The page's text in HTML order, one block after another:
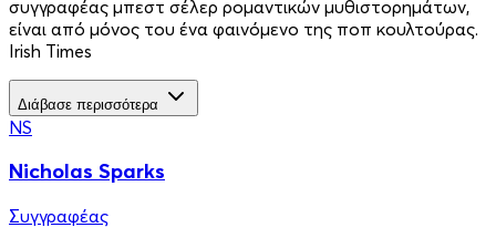
συγγραφέας µπεστ σέλερ ροµαντικών µυθιστορηµάτων,
είναι από µόνος του ένα φαινόµενο της ποπ κουλτούρας.
Irish Times
Διάβασε περισσότερα
NS
Nicholas Sparks
Συγγραφέας